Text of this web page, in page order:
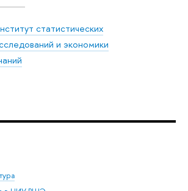
статистических
и экономики